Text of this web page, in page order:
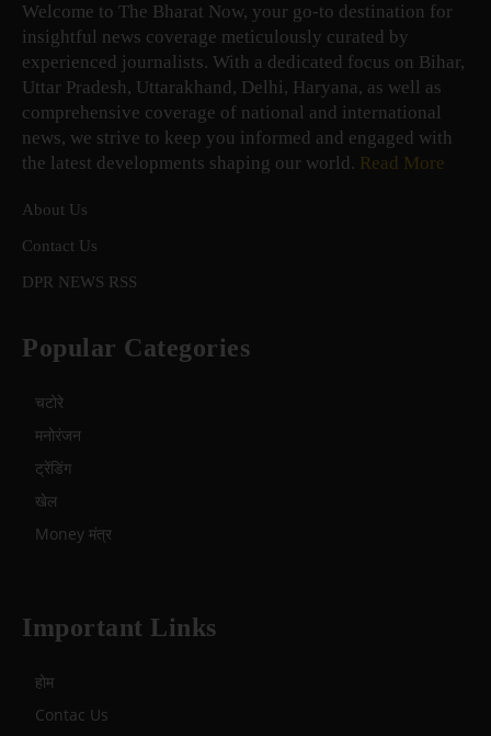
Welcome to The Bharat Now, your go-to destination for
insightful news coverage meticulously curated by
experienced journalists. With a dedicated focus on Bihar,
Uttar Pradesh, Uttarakhand, Delhi, Haryana, as well as
comprehensive coverage of national and international
news, we strive to keep you informed and engaged with
the latest developments shaping our world. Read More
About Us
Contact Us
DPR NEWS RSS
Popular Categories
चटोरे
मनोरंजन
ट्रेंडिंग
खेल
Money मंत्र
Important Links
होम
Contac Us